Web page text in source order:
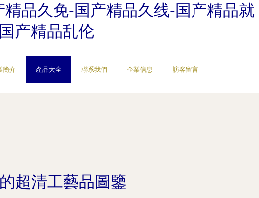
品久免-国产精品久线-国产精品就
产精品乱伦
簡介 產品大全 聯系我們 企業信息 訪客留言
超清工藝品圖鑒